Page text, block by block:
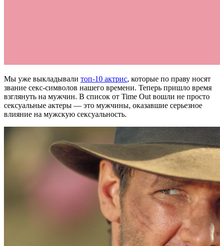
Мы уже выкладывали топ-10 актрис, которые по праву носят
звание секс-символов нашего времени. Теперь пришло время
взглянуть на мужчин. В список от Time Out вошли не просто
сексуальные актеры — это мужчины, оказавшие серьезное
влияние на мужскую сексуальность.